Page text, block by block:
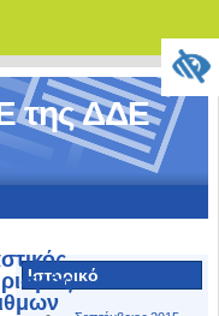
της ΔΔΕ
Ιστορικό